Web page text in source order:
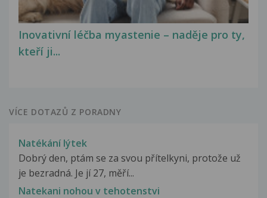
Inovativní léčba myastenie – naděje pro ty,
kteří ji...
VÍCE DOTAZŮ Z PORADNY
Natékání lýtek
Dobrý den, ptám se za svou přítelkyni, protože už
je bezradná. Je jí 27, měří...
Natekani nohou v tehotenstvi